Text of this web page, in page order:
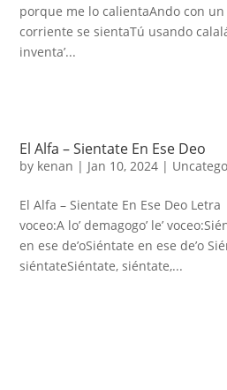
porque me lo calientaAndo con
corriente se sientaTú usando
inventa’...
El Alfa – Sientate En Ese Deo
by kenan | Jan 10, 2024 |
El Alfa – Sientate En Ese Deo Letra
voceo:A lo’ demagogo’ le’
en ese de’oSiéntate en ese de’o
siéntateSiéntate, siéntate,...